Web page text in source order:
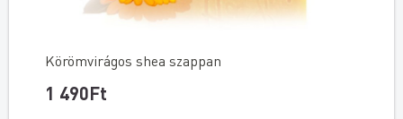
Körömvirágos shea szappan
1 490Ft